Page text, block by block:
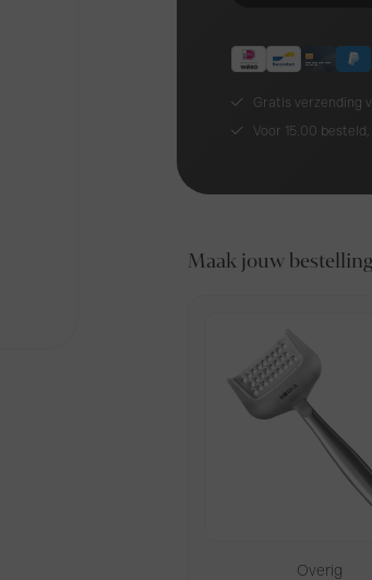
Gratis verzending
Voor 15.00
Maak jouw
Overig